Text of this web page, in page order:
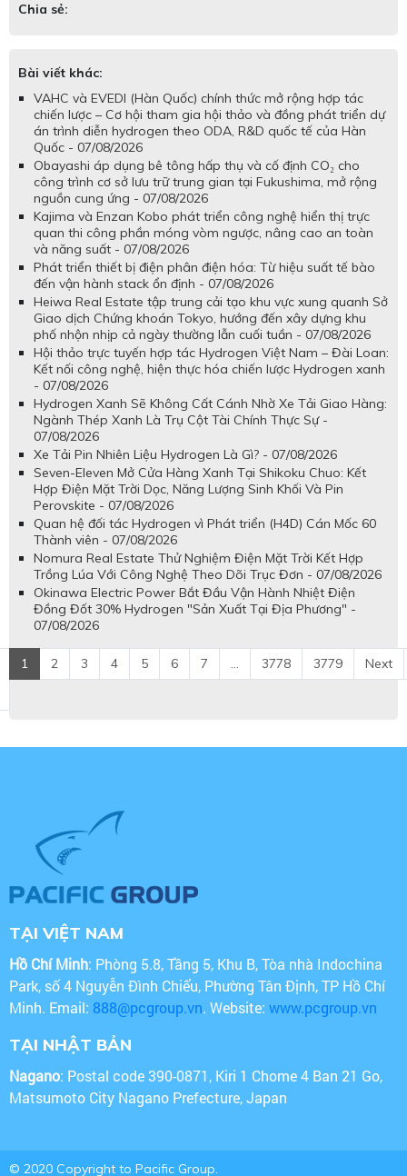
Chia sẻ:
Bài viết khác:
VAHC và EVEDI (Hàn Quốc) chính thức mở rộng hợp tác
chiến lược – Cơ hội tham gia hội thảo và đồng phát triển dự
án trình diễn hydrogen theo ODA, R&D quốc tế của Hàn
Quốc - 07/08/2026
Obayashi áp dụng bê tông hấp thụ và cố định CO₂ cho
công trình cơ sở lưu trữ trung gian tại Fukushima, mở rộng
nguồn cung ứng - 07/08/2026
Kajima và Enzan Kobo phát triển công nghệ hiển thị trực
quan thi công phần móng vòm ngược, nâng cao an toàn
và năng suất - 07/08/2026
Phát triển thiết bị điện phân điện hóa: Từ hiệu suất tế bào
đến vận hành stack ổn định - 07/08/2026
Heiwa Real Estate tập trung cải tạo khu vực xung quanh Sở
Giao dịch Chứng khoán Tokyo, hướng đến xây dựng khu
phố nhộn nhịp cả ngày thường lẫn cuối tuần - 07/08/2026
Hội thảo trực tuyến hợp tác Hydrogen Việt Nam – Đài Loan:
Kết nối công nghệ, hiện thực hóa chiến lược Hydrogen xanh
- 07/08/2026
Hydrogen Xanh Sẽ Không Cất Cánh Nhờ Xe Tải Giao Hàng:
Ngành Thép Xanh Là Trụ Cột Tài Chính Thực Sự -
07/08/2026
Xe Tải Pin Nhiên Liệu Hydrogen Là Gì? - 07/08/2026
Seven-Eleven Mở Cửa Hàng Xanh Tại Shikoku Chuo: Kết
Hợp Điện Mặt Trời Dọc, Năng Lượng Sinh Khối Và Pin
Perovskite - 07/08/2026
Quan hệ đối tác Hydrogen vì Phát triển (H4D) Cán Mốc 60
Thành viên - 07/08/2026
Nomura Real Estate Thử Nghiệm Điện Mặt Trời Kết Hợp
Trồng Lúa Với Công Nghệ Theo Dõi Trục Đơn - 07/08/2026
Okinawa Electric Power Bắt Đầu Vận Hành Nhiệt Điện
Đồng Đốt 30% Hydrogen "Sản Xuất Tại Địa Phương" -
07/08/2026
1 2 3 4 5 6 7 ... 3778 3779 Next
TẠI VIỆT NAM
Hồ Chí Minh: Phòng 5.8, Tầng 5, Khu B, Tòa nhà Indochina
Park, số 4 Nguyễn Đình Chiểu, Phường Tân Định, TP Hồ Chí
Minh. Email: 888@pcgroup.vn. Website: www.pcgroup.vn
TẠI NHẬT BẢN
Nagano: Postal code 390-0871, Kiri 1 Chome 4 Ban 21 Go,
Matsumoto City Nagano Prefecture, Japan
© 2020 Copyright to Pacific Group.